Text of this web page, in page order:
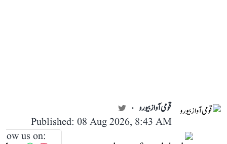
قومی آواز بیورو
Published: 08 Aug 2026, 8:43 AM
us on: